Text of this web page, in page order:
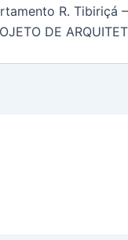
R. Tibiriçá
DE